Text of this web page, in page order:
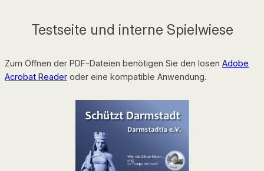
Testseite und interne Spielwiese
Zum Öffnen der PDF-Dateien benötigen Sie den losen Adobe
Acrobat Reader oder eine kompatible Anwendung.